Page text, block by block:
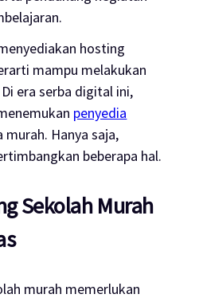
hosting
mampu melakukan
era serba digital ini,
penyedia
murah. Hanya saja,
beberapa hal.
Sekolah Murah
murah memerlukan